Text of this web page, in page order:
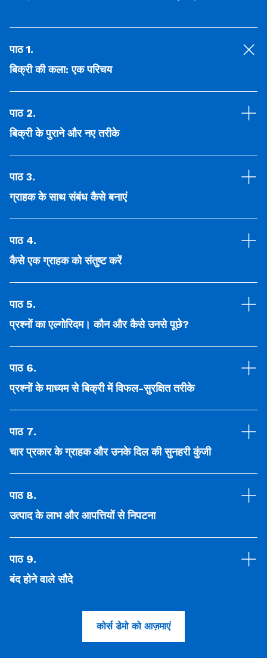
पाठ 1.
बिक्री की कला: एक परिचय
पाठ 2.
बिक्री के पुराने और नए तरीके
पाठ 3.
ग्राहक के साथ संबंध कैसे बनाएं
पाठ 4.
कैसे एक ग्राहक को संतुष्ट करें
पाठ 5.
प्रश्नों का एल्गोरिदम। कौन और कैसे उनसे पूछे?
पाठ 6.
प्रश्नों के माध्यम से बिक्री में विफल-सुरक्षित तरीके
पाठ 7.
चार प्रकार के ग्राहक और उनके दिल की सुनहरी कुंजी
पाठ 8.
उत्पाद के लाभ और आपत्तियों से निपटना
पाठ 9.
बंद होने वाले सौदे
कोर्स डेमो को आज़माएं